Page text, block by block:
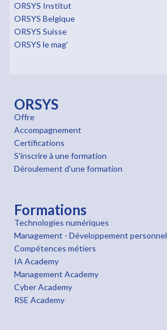
ORSYS Institut
ORSYS Belgique
ORSYS Suisse
ORSYS le mag'
ORSYS
Offre
Accompagnement
Certifications
S'inscrire à une formation
Déroulement d'une formation
Formations
Technologies numériques
Management - Développement personnel
Compétences métiers
IA Academy
Management Academy
Cyber Academy
RSE Academy